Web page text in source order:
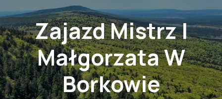
Zajazd Mistrz I
Małgorzata W
Borkowie